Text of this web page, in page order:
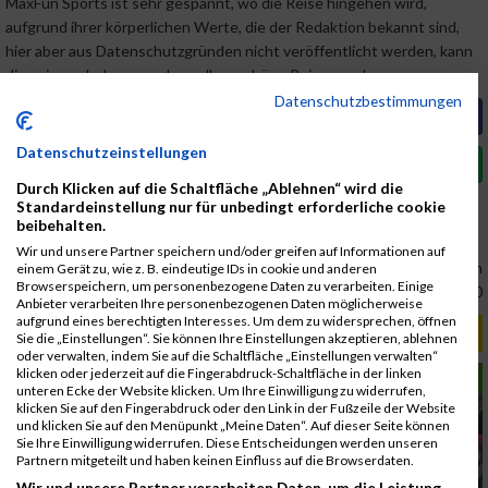
aufgrund ihrer körperlichen Werte, die der Redaktion bekannt sind,
hier aber aus Datenschutzgründen nicht veröffentlicht werden, kann
dies eine sehr lange und vor allem schöne Reise werden.
Artikel auf Whatsapp teilen
Link: www.maxfunsports.com
MaxFun Sports Redaktion
16.03.2017, 12:00:00
RELEVANTE ARTIKEL
LAUFSPORT
Datenschutzbestimmungen
Datenschutzeinstellungen
Durch Klicken auf die Schaltfläche „Ablehnen“ wird die
Standardeinstellung nur für unbedingt erforderliche cookie
beibehalten.
Wir und unsere Partner speichern und/oder greifen auf Informationen auf
einem Gerät zu, wie z. B. eindeutige IDs in cookie und anderen
Browserspeichern, um personenbezogene Daten zu verarbeiten. Einige
Anbieter verarbeiten Ihre personenbezogenen Daten möglicherweise
aufgrund eines berechtigten Interesses. Um dem zu widersprechen, öffnen
Sie die „Einstellungen“. Sie können Ihre Einstellungen akzeptieren, ablehnen
oder verwalten, indem Sie auf die Schaltfläche „Einstellungen verwalten“
klicken oder jederzeit auf die Fingerabdruck-Schaltfläche in der linken
unteren Ecke der Website klicken. Um Ihre Einwilligung zu widerrufen,
klicken Sie auf den Fingerabdruck oder den Link in der Fußzeile der Website
und klicken Sie auf den Menüpunkt „Meine Daten“. Auf dieser Seite können
Sie Ihre Einwilligung widerrufen. Diese Entscheidungen werden unseren
Partnern mitgeteilt und haben keinen Einfluss auf die Browserdaten.